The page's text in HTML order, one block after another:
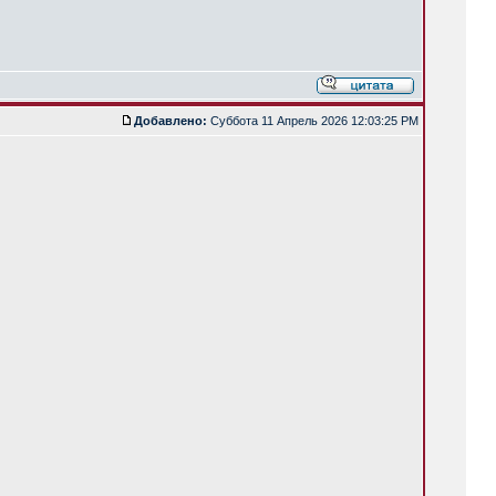
Добавлено: Суббота 11 Апрель 2026 12:03:25 PM